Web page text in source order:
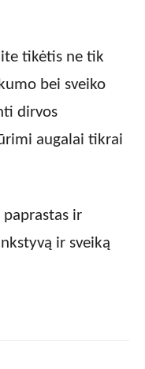
tikėtis ne tik
bei sveiko
dirvos
augalai tikrai
ir
ir sveiką